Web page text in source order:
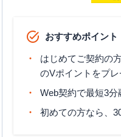
おすすめポイント
はじめてご契約の
のVポイントをプ
Web契約で最短3
初めての方なら、